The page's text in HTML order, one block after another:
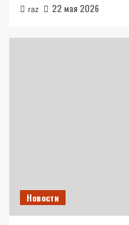
raz 22 мая 2026
Новости